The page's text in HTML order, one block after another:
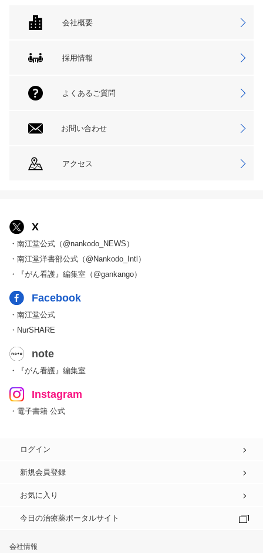
会社概要
採用情報
よくあるご質問
お問い合わせ
アクセス
X
・南江堂公式（@nankodo_NEWS）
・南江堂洋書部公式（@Nankodo_Intl）
・『がん看護』編集室（@gankango）
Facebook
・南江堂公式
・NurSHARE
note
・『がん看護』編集室
Instagram
・電子書籍 公式
ログイン
新規会員登録
お気に入り
今日の治療薬ポータルサイト
会社情報